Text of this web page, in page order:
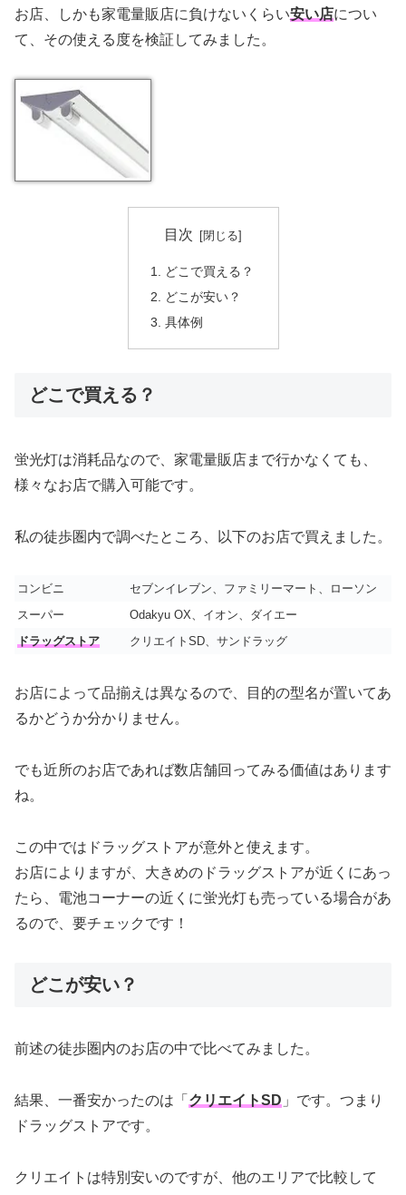
お店、しかも家電量販店に負けないくらい安い店につい
て、その使える度を検証してみました。
目次
どこで買える？
どこが安い？
具体例
どこで買える？
蛍光灯は消耗品なので、家電量販店まで行かなくても、
様々なお店で購入可能です。
私の徒歩圏内で調べたところ、以下のお店で買えました。
コンビニ
セブンイレブン、ファミリーマート、ローソン
スーパー
Odakyu OX、イオン、ダイエー
ドラッグストア
クリエイトSD、サンドラッグ
お店によって品揃えは異なるので、目的の型名が置いてあ
るかどうか分かりません。
でも近所のお店であれば数店舗回ってみる価値はあります
ね。
この中ではドラッグストアが意外と使えます。
お店によりますが、大きめのドラッグストアが近くにあっ
たら、電池コーナーの近くに蛍光灯も売っている場合があ
るので、要チェックです！
どこが安い？
前述の徒歩圏内のお店の中で比べてみました。
結果、一番安かったのは「 クリエイトSD 」です。つまり
ドラッグストアです。
クリエイトは特別安いのですが、他のエリアで比較して